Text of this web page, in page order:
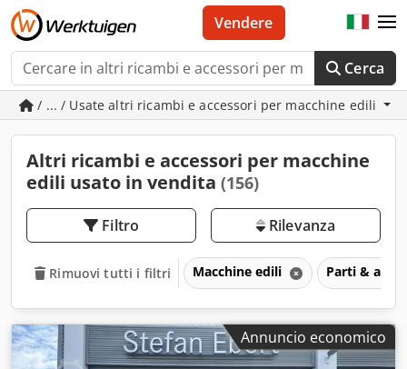
Cerca
Vendere
/ ... / Usate altri ricambi e accessori per macchine edili
Altri ricambi e accessori per macchine
edili usato in vendita (156)
Filtro Rilevanza
Rimuovi tutti i filtri Macchine edili Parti &
Annuncio economico